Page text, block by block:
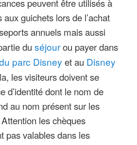
guichets lors de l’achat
annuels mais aussi
duséjourou payer dans
parc Disney et au Disney
les visiteurs doivent se
d’identité dont le nom de
au nom présent sur les
les chèques
pas valables dans les